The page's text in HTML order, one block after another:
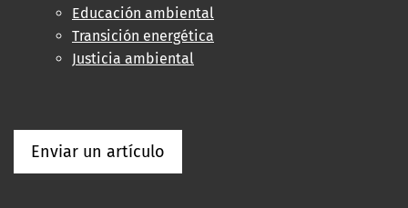
Educación ambiental
Transición energética
Justicia ambiental
Enviar un artículo